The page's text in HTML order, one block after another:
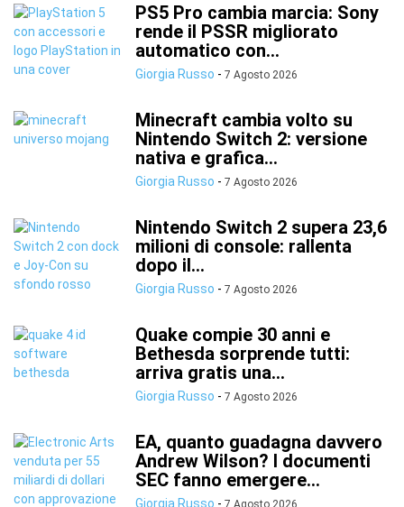
PS5 Pro cambia marcia: Sony
rende il PSSR migliorato
automatico con...
Giorgia Russo - 7 Agosto 2026
Minecraft cambia volto su
Nintendo Switch 2: versione
nativa e grafica...
Giorgia Russo - 7 Agosto 2026
Nintendo Switch 2 supera 23,6
milioni di console: rallenta
dopo il...
Giorgia Russo - 7 Agosto 2026
Quake compie 30 anni e
Bethesda sorprende tutti:
arriva gratis una...
Giorgia Russo - 7 Agosto 2026
EA, quanto guadagna davvero
Andrew Wilson? I documenti
SEC fanno emergere...
Giorgia Russo - 7 Agosto 2026